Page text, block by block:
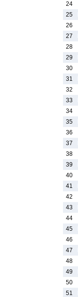
24
25
26
27
28
29
30
31
32
33
34
35
36
37
38
39
40
41
42
43
44
45
46
47
48
49
50
51